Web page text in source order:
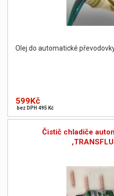
Olej do automatické
599Kč
bez DPH 495 Kč
Čistič chladiče